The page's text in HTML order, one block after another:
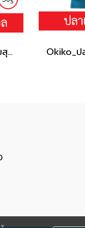
Okiko_ปลาเส้น ทาโร่ ขนมสุนัข (เนื้อปลา 100%) _รสออริจินอล30g.